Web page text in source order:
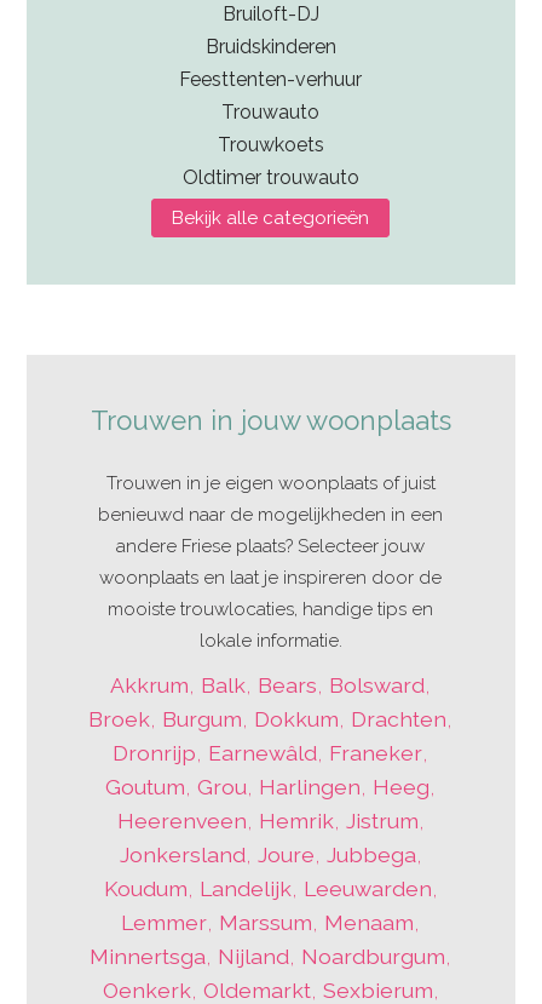
Bruiloft-DJ
Bruidskinderen
Feesttenten-verhuur
Trouwauto
Trouwkoets
Oldtimer trouwauto
Bekijk alle categorieën
Trouwen in jouw woonplaats
Trouwen in je eigen woonplaats of juist
benieuwd naar de mogelijkheden in een
andere Friese plaats? Selecteer jouw
woonplaats en laat je inspireren door de
mooiste trouwlocaties, handige tips en
lokale informatie.
Akkrum Balk Bears Bolsward
Broek Burgum Dokkum Drachten
Dronrijp Earnewâld Franeker
Goutum ,Grou Harlingen Heeg
Heerenveen Hemrik Jistrum
Jonkersland Joure Jubbega
Koudum Landelijk Leeuwarden
Lemmer Marssum Menaam
Minnertsga Nijland Noardburgum
Oenkerk Oldemarkt, Sexbierum